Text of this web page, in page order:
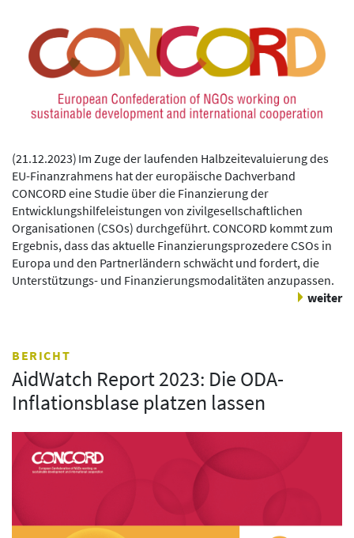
(21.12.2023) Im Zuge der laufenden Halbzeitevaluierung des
EU-Finanzrahmens hat der europäische Dachverband
CONCORD eine Studie über die Finanzierung der
Entwicklungshilfeleistungen von zivilgesellschaftlichen
Organisationen (CSOs) durchgeführt. CONCORD kommt zum
Ergebnis, dass das aktuelle Finanzierungsprozedere CSOs in
Europa und den Partnerländern schwächt und fordert, die
Unterstützungs- und Finanzierungsmodalitäten anzupassen.
weiter
BERICHT
AidWatch Report 2023: Die ODA-
Inflationsblase platzen lassen